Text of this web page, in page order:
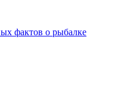
фактов о рыбалке